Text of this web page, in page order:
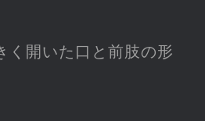
く開いた口と前肢の形